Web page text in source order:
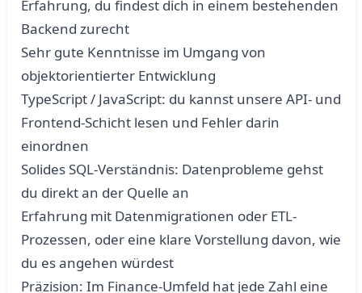
Erfahrung, du findest dich in einem bestehenden
Backend zurecht
Sehr gute Kenntnisse im Umgang von
objektorientierter Entwicklung
TypeScript / JavaScript: du kannst unsere API- und
Frontend-Schicht lesen und Fehler darin
einordnen
Solides SQL-Verständnis: Datenprobleme gehst
du direkt an der Quelle an
Erfahrung mit Datenmigrationen oder ETL-
Prozessen, oder eine klare Vorstellung davon, wie
du es angehen würdest
Präzision: Im Finance-Umfeld hat jede Zahl eine